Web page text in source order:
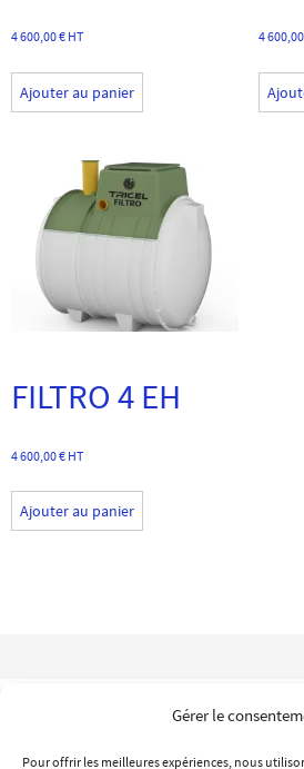
Gérer le
Pour offrir les meilleures expériences, nous
4 600,00€ HT
Ajouter au panier
4 600,00
FILTRO 4 EH
4 600,00€ HT
Ajouter au panier